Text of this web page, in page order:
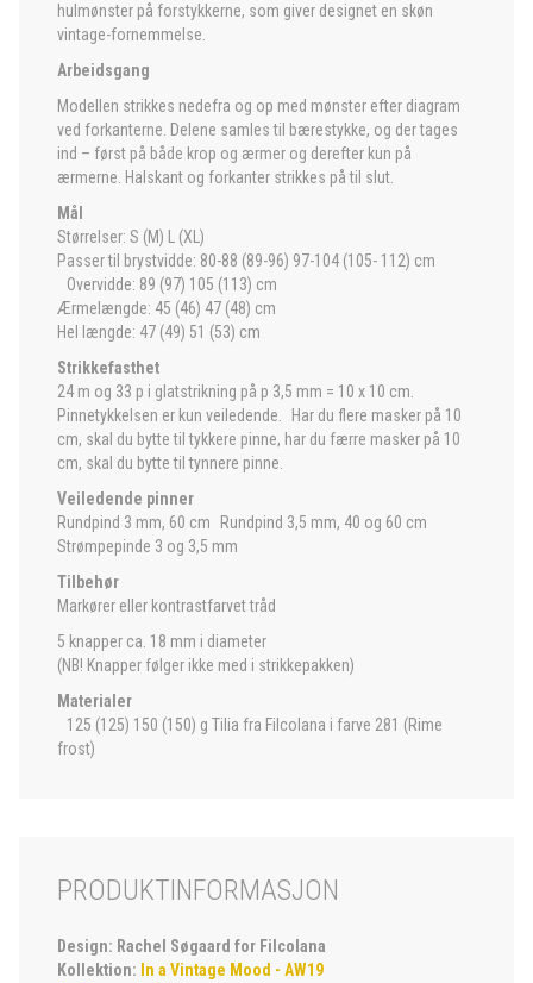
hulmønster på forstykkerne, som giver designet en skøn
vintage-fornemmelse.
Arbeidsgang
Modellen strikkes nedefra og op med mønster efter diagram
ved forkanterne. Delene samles til bærestykke, og der tages
ind – først på både krop og ærmer og derefter kun på
ærmerne. Halskant og forkanter strikkes på til slut.
Mål
Størrelser: S (M) L (XL)
Passer til brystvidde: 80-88 (89-96) 97-104 (105- 112) cm
Overvidde: 89 (97) 105 (113) cm
Ærmelængde: 45 (46) 47 (48) cm
Hel længde: 47 (49) 51 (53) cm
Strikkefasthet
24 m og 33 p i glatstrikning på p 3,5 mm = 10 x 10 cm.
Pinnetykkelsen er kun veiledende. Har du flere masker på 10
cm, skal du bytte til tykkere pinne, har du færre masker på 10
cm, skal du bytte til tynnere pinne.
Veiledende pinner
Rundpind 3 mm, 60 cm Rundpind 3,5 mm, 40 og 60 cm
Strømpepinde 3 og 3,5 mm
Tilbehør
Markører eller kontrastfarvet tråd
5 knapper ca. 18 mm i diameter
(NB! Knapper følger ikke med i strikkepakken)
Materialer
125 (125) 150 (150) g Tilia fra Filcolana i farve 281 (Rime
frost)
PRODUKTINFORMASJON
Design: Rachel Søgaard for Filcolana
Kollektion: In a Vintage Mood - AW19